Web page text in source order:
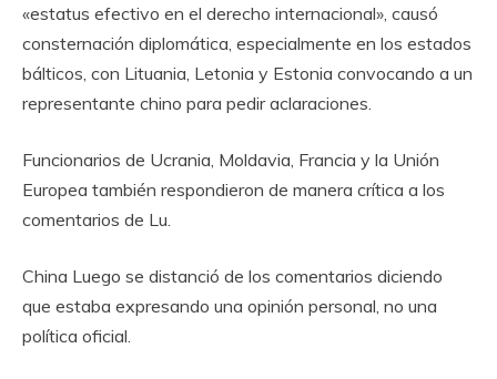
«estatus efectivo en el derecho internacional», causó
consternación diplomática, especialmente en los estados
bálticos, con Lituania, Letonia y Estonia convocando a un
representante chino para pedir aclaraciones.
Funcionarios de Ucrania, Moldavia, Francia y la Unión
Europea también respondieron de manera crítica a los
comentarios de Lu.
China Luego se distanció de los comentarios diciendo
que estaba expresando una opinión personal, no una
política oficial.